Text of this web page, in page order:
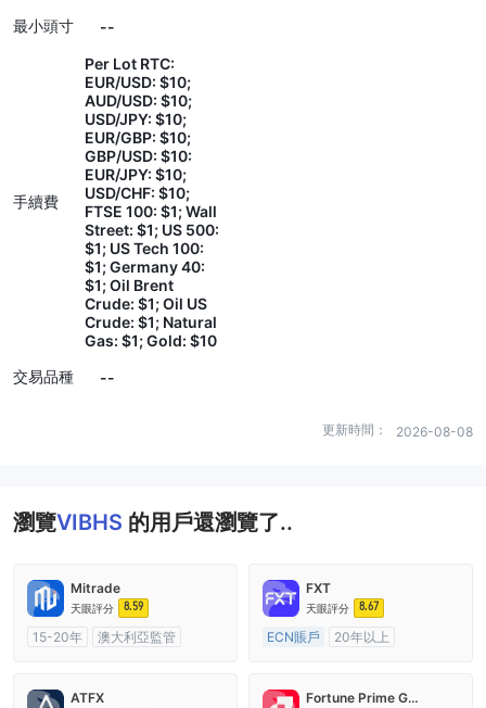
最小頭寸
--
手續費
Per Lot RTC:
EUR/USD: $10;
AUD/USD: $10;
USD/JPY: $10;
EUR/GBP: $10;
GBP/USD: $10:
EUR/JPY: $10;
USD/CHF: $10;
FTSE 100: $1; Wall
Street: $1; US 500:
$1; US Tech 100:
$1; Germany 40:
$1; Oil Brent
Crude: $1; Oil US
Crude: $1; Natural
Gas: $1; Gold: $10
交易品種
--
更新時間： 2026-08-08
瀏覽VIBHS 的用戶還瀏覽了..
Mitrade
天眼評分 8.59
15-20年
澳大利亞監管
FXT
天眼評分 8.67
ECN賬戶
20年以上
主標MT4
ATFX Fortune Prime Global